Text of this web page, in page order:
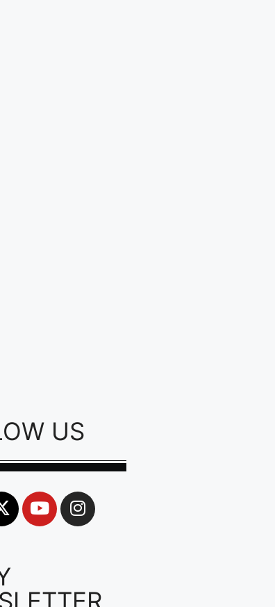
US